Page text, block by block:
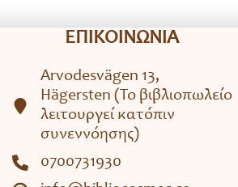
ΕΠΙΚΟΙΝΩΝΙΑ
Arvodesvägen 13,
Hägersten (To βιβλιοπωλείο
λειτουργεί κατόπιν
συνεννόησης)
0700731930